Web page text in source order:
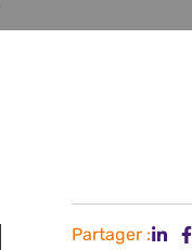
Partager :